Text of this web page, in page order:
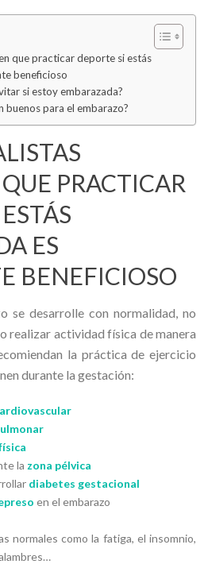
que practicar deporte si estás
beneficioso
si estoy embarazada?
para el embarazo?
PRACTICAR
ES
BENEFICIOSO
se desarrolle con normalidad, no
realizar actividad física de manera
la práctica de ejercicio
durante la gestación:
la zona pélvica
diabetes gestacional
en el embarazo
normales como la fatiga, el insomnio,